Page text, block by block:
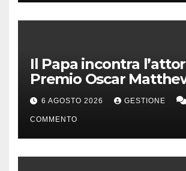
Il Papa incontra
Premio Oscar
McConaughey
6 AGOSTO 2026 GESTIONE
COMMENTO